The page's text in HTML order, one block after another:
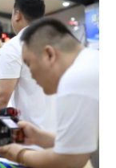
عربى
한국어